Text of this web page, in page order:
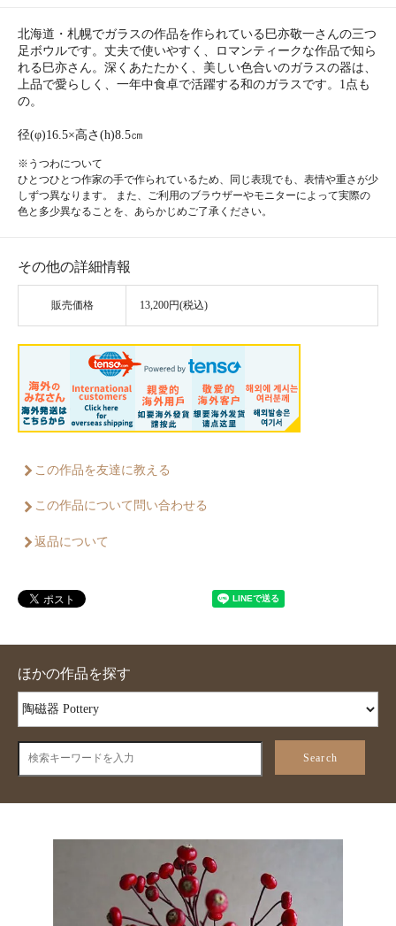
北海道・札幌でガラスの作品を作られている巳亦敬一さんの三つ
足ボウルです。丈夫で使いやすく、ロマンティークな作品で知ら
れる巳亦さん。深くあたたかく、美しい色合いのガラスの器は、
上品で愛らしく、一年中食卓で活躍する和のガラスです。1点も
の。
径(φ)16.5×高さ(h)8.5㎝
※うつわについて
ひとつひとつ作家の手で作られているため、同じ表現でも、表情や重さが少
しずつ異なります。 また、ご利用のブラウザーやモニターによって実際の
色と多少異なることを、あらかじめご了承ください。
その他の詳細情報
販売価格 13,200円(税込)
この作品を友達に教える
この作品について問い合わせる
返品について
ほかの作品を探す
Search